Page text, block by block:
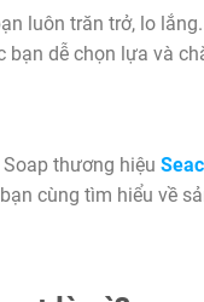
luôn trăn trở, lo
bạn dễ chọn lựa và
thương hiệu
cùng tìm hiểu về